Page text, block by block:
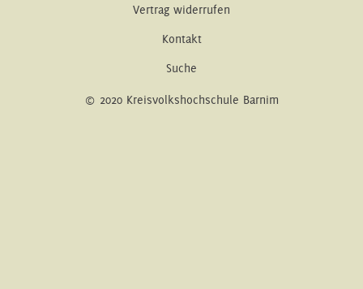
Vertrag widerrufen
Kontakt
Suche
© 2020 Kreisvolkshochschule Barnim